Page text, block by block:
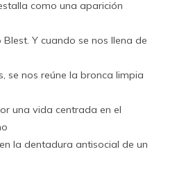
como una aparición
Y cuando se nos llena de
se nos reúne la bronca limpia
una vida centrada en el
la dentadura antisocial de un